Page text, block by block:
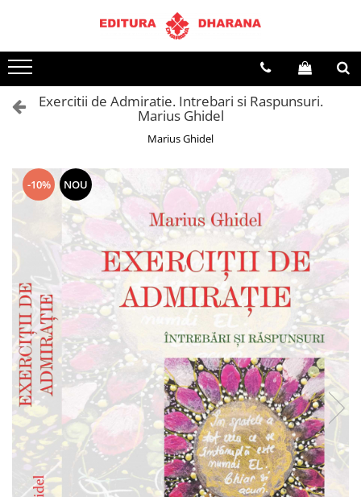
Toate Produsele
CARTI EDITURA DHARANA
OFERTE LA PACHET
Dietoterapie
Dezvoltare personala
Spiritualitate
Arta
AUDIOBOOK
Business, Economie
Carti pentru copii
Diverse
Filosofie
Istorie
Literatura
Psihologie
Sanatate
Sociologie
Stiinta
Exercitii de Admiratie. Intrebari si Raspunsuri.
Marius Ghidel
Marius Ghidel
-10% NOU